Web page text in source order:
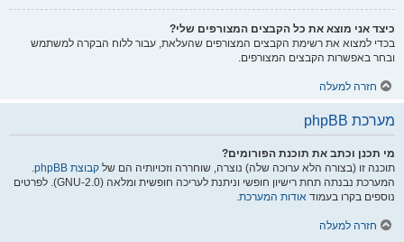
כיצד אני מוצא את כל הקבצים המצורפים שלי?
בכדי למצוא את רשימת הקבצים המצורפים שהעלאת, עבור ללוח הבקרה למשתמש
ובחר באפשרות הקבצים המצורפים.
חזרה למעלה
מערכת phpBB
מי תכנן וכתב את תוכנת הפורומים?
תוכנה זו (בצורה הלא ערוכה שלה) נוצרה, שוחררה וזכויותיה הם של קבוצת phpBB
.
המערכת נבנתה תחת רישיון חופשי וניתנת לעריכה חופשית ומלאה (GNU-2.0). לפרטים
נוספים בקרו בעמוד אודות המערכת.
חזרה למעלה